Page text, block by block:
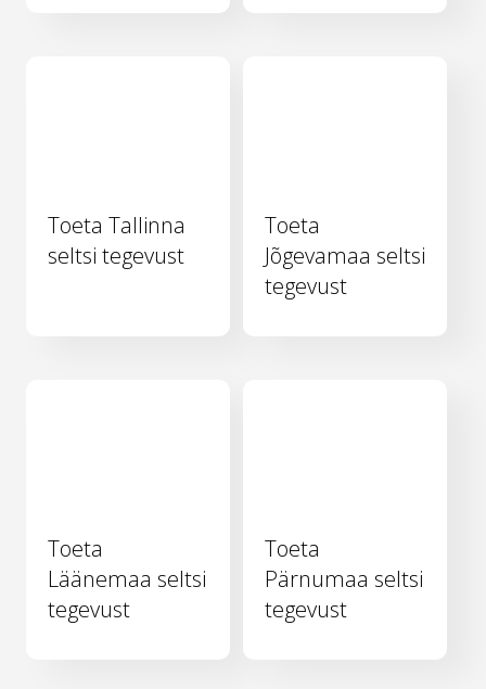
Toeta Tallinna
seltsi tegevust
Toeta
Jõgevamaa seltsi
tegevust
Toeta
Läänemaa seltsi
tegevust
Toeta
Pärnumaa seltsi
tegevust